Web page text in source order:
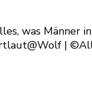
was Männer
|